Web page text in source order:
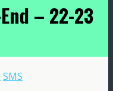
– 22-23
SMS